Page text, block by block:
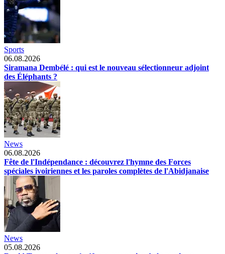
Sports
06.08.2026
Siramana Dembélé : qui est le nouveau sélectionneur adjoint
des Éléphants ?
News
06.08.2026
Fête de l'Indépendance : découvrez l'hymne des Forces
spéciales ivoiriennes et les paroles complètes de l'Abidjanaise
News
05.08.2026